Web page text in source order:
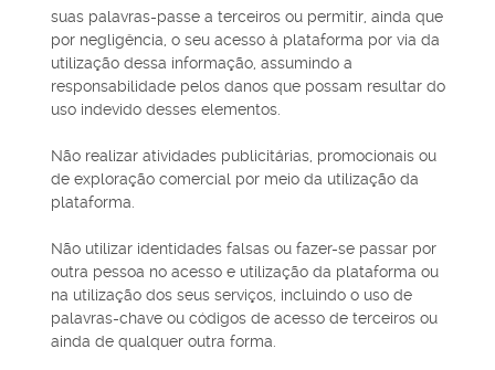
suas palavras-passe a terceiros ou permitir, ainda que
por negligência, o seu acesso à plataforma por via da
utilização dessa informação, assumindo a
responsabilidade pelos danos que possam resultar do
uso indevido desses elementos.
Não realizar atividades publicitárias, promocionais ou
de exploração comercial por meio da utilização da
plataforma.
Não utilizar identidades falsas ou fazer-se passar por
outra pessoa no acesso e utilização da plataforma ou
na utilização dos seus serviços, incluindo o uso de
palavras-chave ou códigos de acesso de terceiros ou
ainda de qualquer outra forma.